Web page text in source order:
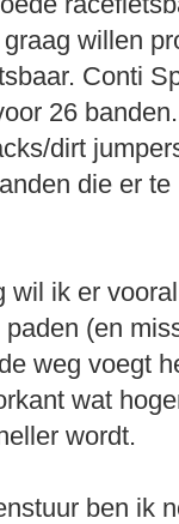
willen
Conti
26
dirt
die er
wil ik er
(en
weg voegt
wat
wordt.
ben ik